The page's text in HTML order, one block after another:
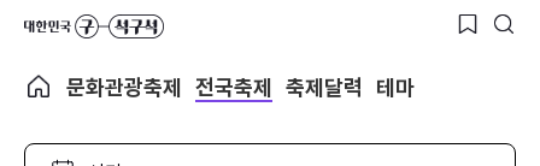
문화관광축제 전국축제 축제달력 테마
시